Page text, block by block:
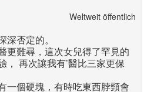
Weltweit öffentlich
否定的。
更難尋，這次女兒得了罕見的
， 再次讓我有’醫比三家更保
一個硬塊，有時吃東西脖頸會